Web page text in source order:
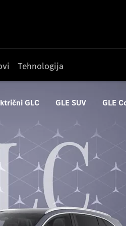
Tehnologija
GLC GLE SUV GLE